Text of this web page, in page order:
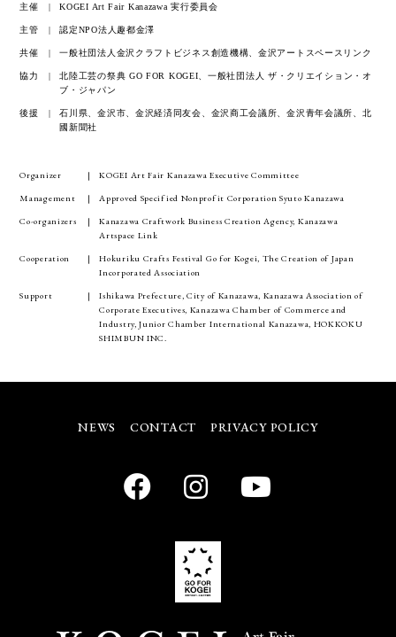
主催 KOGEI Art Fair Kanazawa 実行委員会
主管 認定NPO法人趣都金澤
共催 一般社団法人金沢クラフトビジネス創造機構、金沢アートスペースリンク
協力
北陸工芸の祭典 GO FOR KOGEI、一般社団法人 ザ・クリエイション・オ
ブ・ジャパン
後援
石川県、金沢市、金沢経済同友会、金沢商工会議所、金沢青年会議所、北
國新聞社
Organizer
KOGEI Art Fair Kanazawa Executive Committee
Management
Approved Specified Nonprofit Corporation Syuto Kanazawa
Co-organizers
Kanazawa Craftwork Business Creation Agency, Kanazawa
Artspace Link
Cooperation
Hokuriku Crafts Festival Go for Kogei, The Creation of Japan
Incorporated Association
Support
Ishikawa Prefecture, City of Kanazawa, Kanazawa Association of
Corporate Executives, Kanazawa Chamber of Commerce and
Industry, Junior Chamber International Kanazawa, HOKKOKU
SHIMBUN INC.
NEWS CONTACT PRIVACY POLICY